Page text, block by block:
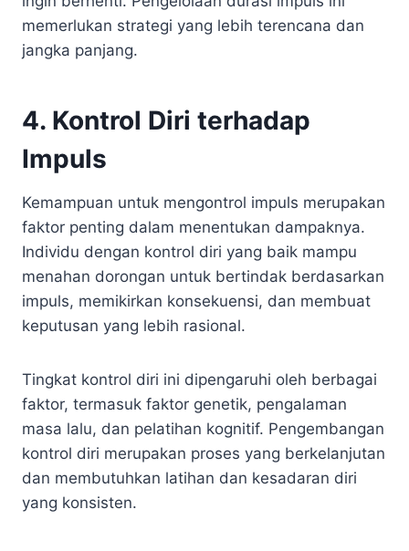
memerlukan strategi yang lebih terencana dan
jangka panjang.
4. Kontrol Diri terhadap
Impuls
Kemampuan untuk mengontrol impuls merupakan
faktor penting dalam menentukan dampaknya.
Individu dengan kontrol diri yang baik mampu
menahan dorongan untuk bertindak berdasarkan
impuls, memikirkan konsekuensi, dan membuat
keputusan yang lebih rasional.
Tingkat kontrol diri ini dipengaruhi oleh berbagai
faktor, termasuk faktor genetik, pengalaman
masa lalu, dan pelatihan kognitif. Pengembangan
kontrol diri merupakan proses yang berkelanjutan
dan membutuhkan latihan dan kesadaran diri
yang konsisten.